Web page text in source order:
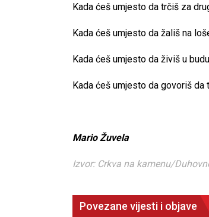
Kada ćeš umjesto da trčiš za
Kada ćeš umjesto da žališ na
Kada ćeš umjesto da živiš u
Kada ćeš umjesto da govoriš
Mario Žuvela
Izvor: Crkva na kamenu/
Povezane vijesti i objave